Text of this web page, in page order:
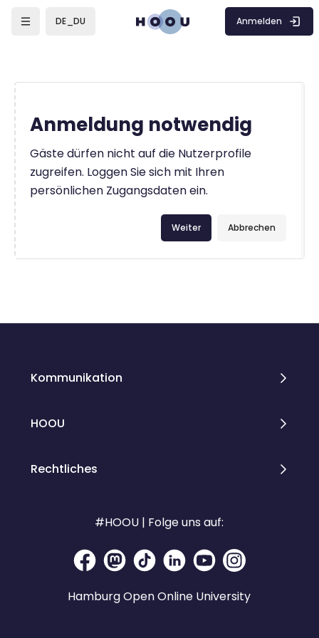
DE_DU Anmelden
Anmeldung notwendig
Gäste dürfen nicht auf die Nutzerprofile
zugreifen. Loggen Sie sich mit Ihren
persönlichen Zugangsdaten ein.
Abbrechen
Weiter
Kommunikation
HOOU
Rechtliches
#HOOU | Folge uns auf:
Hamburg Open Online University